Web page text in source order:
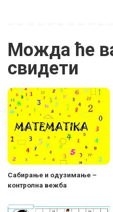
Можда ће
свидети
Сабирање и одузимање –
контролна вежба